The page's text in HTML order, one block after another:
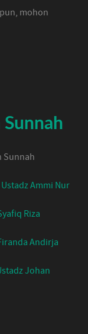
mohon
Sunnah
Ammi Nur
Riza
Andirja
Johan